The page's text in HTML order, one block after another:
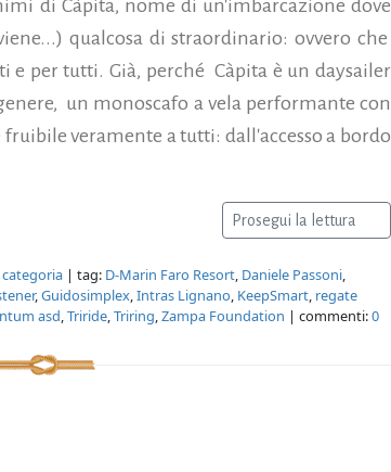
di Càpita, nome di un'imbarcazione dove
qualcosa di straordinario: ovvero che
e per tutti. Già, perché Càpita è un daysailer
un monoscafo a vela performante con
veramente a tutti: dall'accesso a bordo
Prosegui la lettura
categoria | tag: D-Marin Faro Resort, Daniele Passoni,
,Guidosimplex,Intras Lignano, KeepSmart, regate
asd,Triride,Triring,Zampa Foundation | commenti:0